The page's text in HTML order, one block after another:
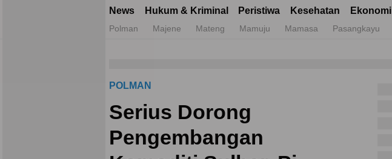
News Hukum & Kriminal Peristiwa Kesehatan Ekonomi
Polman Majene Mateng Mamuju Mamasa Pasangkayu
POLMAN
Serius Dorong
Pengembangan